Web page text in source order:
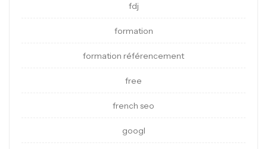
fdj
formation
formation référencement
free
french seo
googl